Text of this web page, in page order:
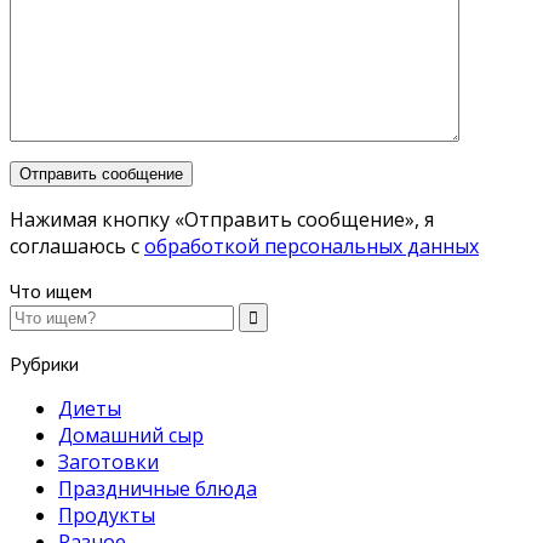
Нажимая кнопку «Отправить сообщение», я
соглашаюсь собработкой персональных данных
Что ищем
Рубрики
Диеты
Домашний сыр
Заготовки
Праздничные блюда
Продукты